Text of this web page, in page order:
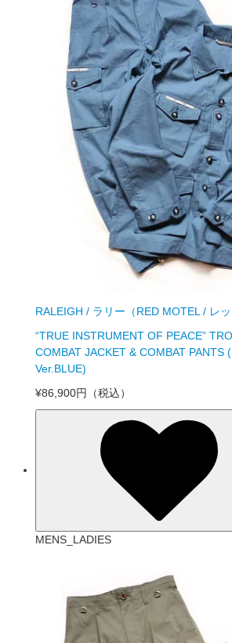
RALEIGH / ラリー（RED MOTEL / レッ
“TRUE INSTRUMENT OF PEACE”
COMBAT JACKET & COMBAT PANTS
Ver.BLUE)
¥86,900円
（税込）
MENS_LADIES